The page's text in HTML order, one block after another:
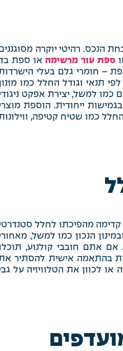
הנכס. רהיטי יוקרה
ספת עור מרשימהאו ספת
– חומרי גלם בעלי
תנאי וגודל החלל כמו
כמו למשל, יצירת אפקט
ייחודית. הוספת
כמו שטיח קטיפה,
מהפיכתו לחלל
הנכון כמו למשל,
אם אתם חובבי קולנוע,
בהתאמה אישית להסתיר
לכוון את הטלוויזיה על